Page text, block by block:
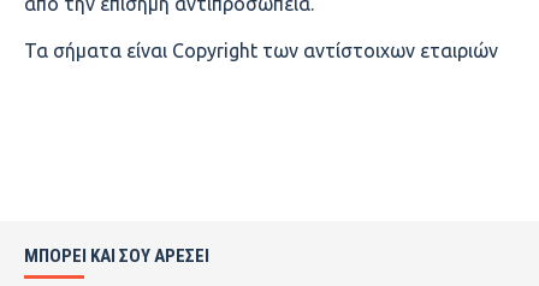
Τα σήματα είναι Copyright των αντίστοιχων εταιριών
ΜΠΟΡΕΙ ΚΑΙ ΣΟΥ ΑΡΕΣΕΙ